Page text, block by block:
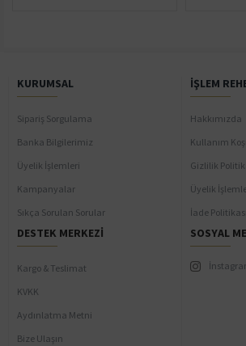
KURUMSAL
Sipariş Sorgulama
Banka Bilgilerimiz
Üyelik İşlemleri
Kampanyalar
Sıkça Sorulan Sorular
İŞLEM
Hakkımızda
Kullanım
Gizlilik
Üyelik
İade Politikası
DESTEK MERKEZI
Kargo & Teslimat
KVKK
Aydınlatma Metni
Bize Ulaşın
SOSYAL